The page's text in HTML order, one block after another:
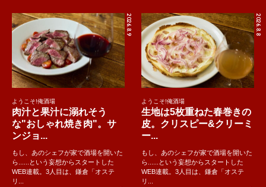
2026.8.9
ようこそ!俺酒場
肉汁と果汁に溺れそう
な"おしゃれ焼き肉"。サ
ンジョ...
もし、あのシェフが家で酒場を開いた
ら......という妄想からスタートした
WEB連載。3人目は、鎌倉「オステ
リ...
2026.8.8
ようこそ!俺酒場
生地は5枚重ねた春巻きの
皮。クリスピー&クリーミ
ー...
もし、あのシェフが家で酒場を開いた
ら......という妄想からスタートした
WEB連載。3人目は、鎌倉「オステ
リ...